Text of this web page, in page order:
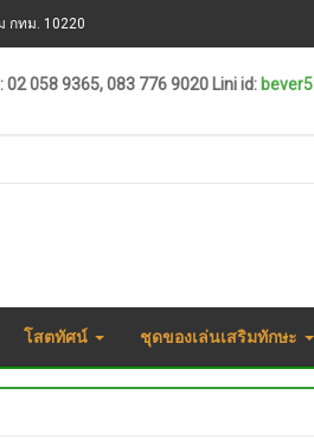
กทม. 10220
02 058 9365, 083 776 9020 Lini id: bever5
โสตทัศน์ ชุดของเล่นเสริมทักษะ